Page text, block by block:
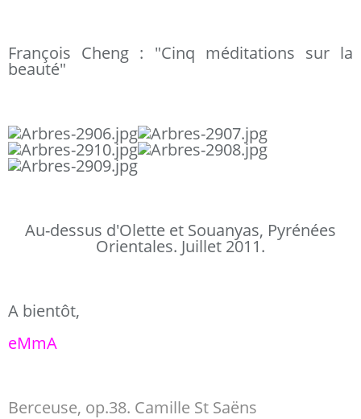
François Cheng : "Cinq méditations sur la
beauté"
Au-dessus d'Olette et Souanyas, Pyrénées
Orientales. Juillet 2011.
A bientôt,
eMmA
Berceuse, op.38. Camille St Saëns